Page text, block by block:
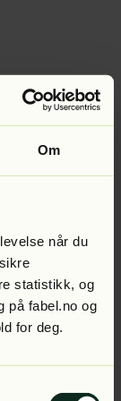
Om
når du
statistikk, og
på fabel.no og
for deg.